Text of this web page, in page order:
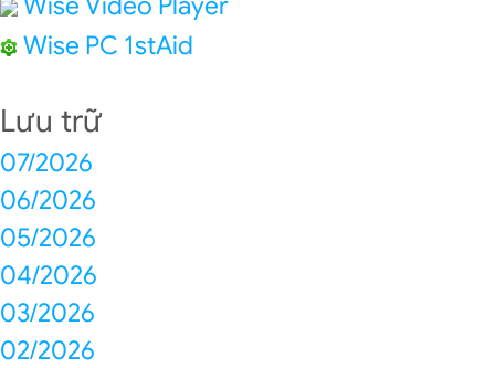
Wise PC 1stAid
Lưu trữ
07/2026
06/2026
05/2026
04/2026
03/2026
02/2026